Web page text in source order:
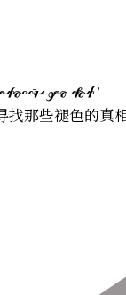
！  
找那些褪色的真